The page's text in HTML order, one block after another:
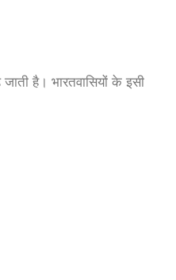
है। भारतवासियों के इसी